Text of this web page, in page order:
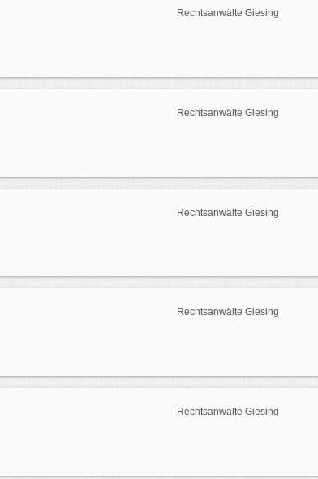
Rechtsanwälte Giesing
Rechtsanwälte Giesing
Rechtsanwälte Giesing
Rechtsanwälte Giesing
Rechtsanwälte Giesing